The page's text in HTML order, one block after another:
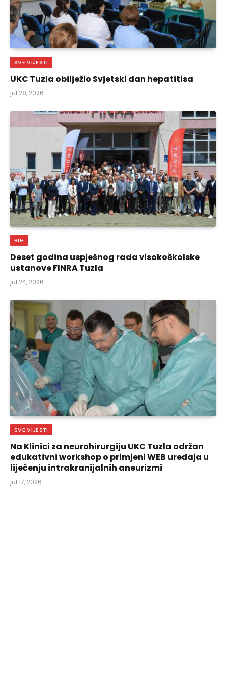
SVE VIJESTI
UKC Tuzla obilježio Svjetski dan hepatitisa
jul 28, 2026
BIH
Deset godina uspješnog rada visokoškolske
ustanove FINRA Tuzla
jul 24, 2026
SVE VIJESTI
Na Klinici za neurohirurgiju UKC Tuzla održan
edukativni workshop o primjeni WEB uređaja u
liječenju intrakranijalnih aneurizmi
jul 17, 2026